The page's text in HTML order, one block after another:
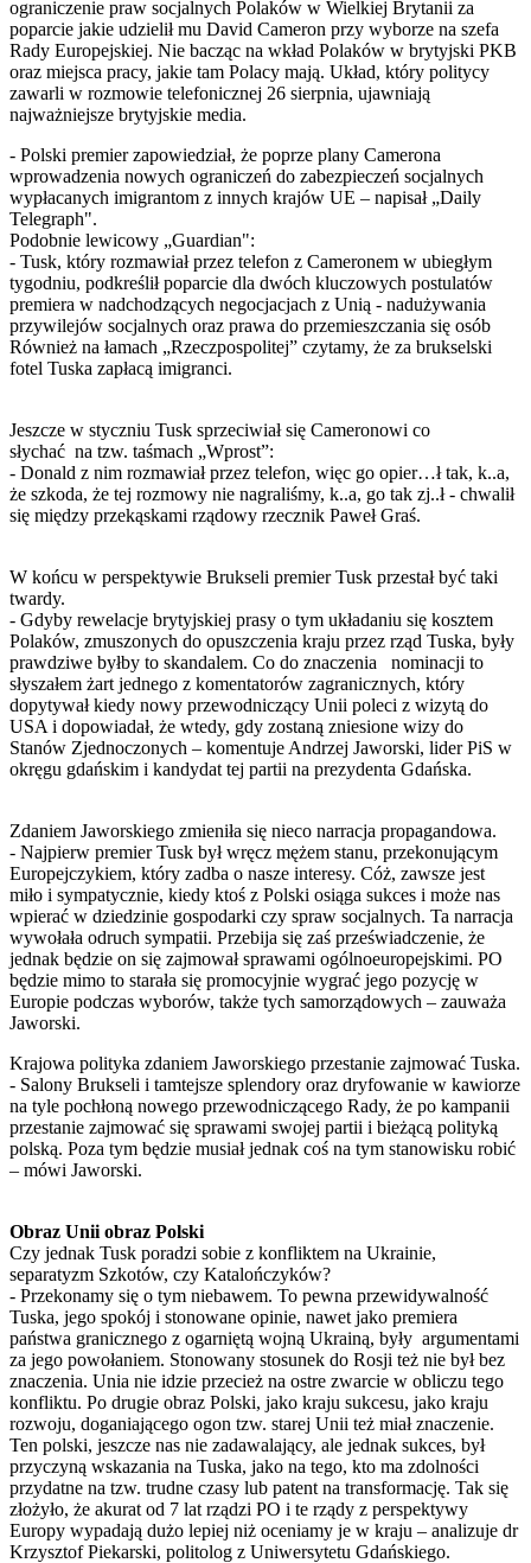
ograniczenie praw socjalnych Polaków w Wielkiej Brytanii za
poparcie jakie udzielił mu David Cameron przy wyborze na szefa
Rady Europejskiej. Nie bacząc na wkład Polaków w brytyjski PKB
oraz miejsca pracy, jakie tam Polacy mają. Układ, który politycy
zawarli w rozmowie telefonicznej 26 sierpnia, ujawniają
najważniejsze brytyjskie media.
- Polski premier zapowiedział, że poprze plany Camerona
wprowadzenia nowych ograniczeń do zabezpieczeń socjalnych
wypłacanych imigrantom z innych krajów UE – napisał „Daily
Telegraph".
Podobnie lewicowy „Guardian":
- Tusk, który rozmawiał przez telefon z Cameronem w ubiegłym
tygodniu, podkreślił poparcie dla dwóch kluczowych postulatów
premiera w nadchodzących negocjacjach z Unią - nadużywania
przywilejów socjalnych oraz prawa do przemieszczania się osób
Również na łamach „Rzeczpospolitej” czytamy, że za brukselski
fotel Tuska zapłacą imigranci.
Jeszcze w styczniu Tusk sprzeciwiał się Cameronowi co
słychać na tzw. taśmach „Wprost”:
- Donald z nim rozmawiał przez telefon, więc go opier…ł tak, k..a,
że szkoda, że tej rozmowy nie nagraliśmy, k..a, go tak zj..ł - chwalił
się między przekąskami rządowy rzecznik Paweł Graś.
W końcu w perspektywie Brukseli premier Tusk przestał być taki
twardy.
- Gdyby rewelacje brytyjskiej prasy o tym układaniu się kosztem
Polaków, zmuszonych do opuszczenia kraju przez rząd Tuska, były
prawdziwe byłby to skandalem. Co do znaczenia nominacji to
słyszałem żart jednego z komentatorów zagranicznych, który
dopytywał kiedy nowy przewodniczący Unii poleci z wizytą do
USA i dopowiadał, że wtedy, gdy zostaną zniesione wizy do
Stanów Zjednoczonych – komentuje Andrzej Jaworski, lider PiS w
okręgu gdańskim i kandydat tej partii na prezydenta Gdańska.
Zdaniem Jaworskiego zmieniła się nieco narracja propagandowa.
- Najpierw premier Tusk był wręcz mężem stanu, przekonującym
Europejczykiem, który zadba o nasze interesy. Cóż, zawsze jest
miło i sympatycznie, kiedy ktoś z Polski osiąga sukces i może nas
wpierać w dziedzinie gospodarki czy spraw socjalnych. Ta narracja
wywołała odruch sympatii. Przebija się zaś przeświadczenie, że
jednak będzie on się zajmował sprawami ogólnoeuropejskimi. PO
będzie mimo to starała się promocyjnie wygrać jego pozycję w
Europie podczas wyborów, także tych samorządowych – zauważa
Jaworski.
Krajowa polityka zdaniem Jaworskiego przestanie zajmować Tuska.
- Salony Brukseli i tamtejsze splendory oraz dryfowanie w kawiorze
na tyle pochłoną nowego przewodniczącego Rady, że po kampanii
przestanie zajmować się sprawami swojej partii i bieżącą polityką
polską. Poza tym będzie musiał jednak coś na tym stanowisku robić
– mówi Jaworski.
Obraz Unii obraz Polski
Czy jednak Tusk poradzi sobie z konfliktem na Ukrainie,
separatyzm Szkotów, czy Katalończyków?
- Przekonamy się o tym niebawem. To pewna przewidywalność
Tuska, jego spokój i stonowane opinie, nawet jako premiera
państwa granicznego z ogarniętą wojną Ukrainą, były argumentami
za jego powołaniem. Stonowany stosunek do Rosji też nie był bez
znaczenia. Unia nie idzie przecież na ostre zwarcie w obliczu tego
konfliktu. Po drugie obraz Polski, jako kraju sukcesu, jako kraju
rozwoju, doganiającego ogon tzw. starej Unii też miał znaczenie.
Ten polski, jeszcze nas nie zadawalający, ale jednak sukces, był
przyczyną wskazania na Tuska, jako na tego, kto ma zdolności
przydatne na tzw. trudne czasy lub patent na transformację. Tak się
złożyło, że akurat od 7 lat rządzi PO i te rządy z perspektywy
Europy wypadają dużo lepiej niż oceniamy je w kraju – analizuje dr
Krzysztof Piekarski, politolog z Uniwersytetu Gdańskiego.